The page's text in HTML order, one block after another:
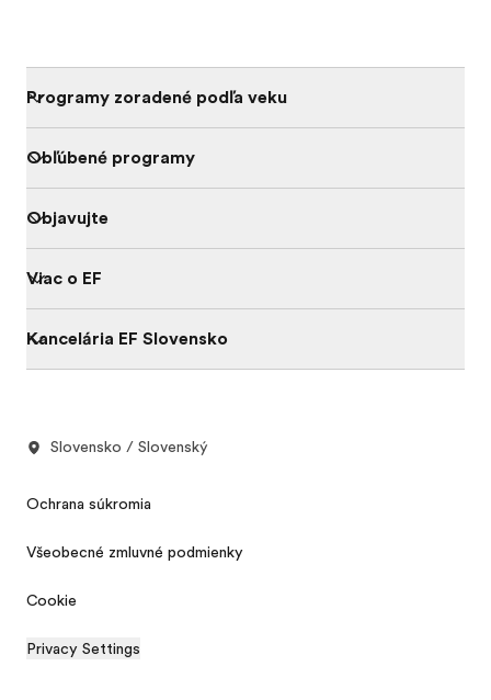
Programy zoradené podľa veku
Obľúbené programy
Objavujte
Viac o EF
Kancelária EF Slovensko
Slovensko / Slovenský
Ochrana súkromia
Všeobecné zmluvné podmienky
Cookie
Privacy Settings